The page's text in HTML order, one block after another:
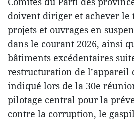
doivent diriger et achever le
projets et ouvrages en
dans le courant 2026, ainsi
bâtiments excédentaires
restructuration de l’appareil
indiqué lors de la 30e
pilotage central pour la
contre la corruption, le